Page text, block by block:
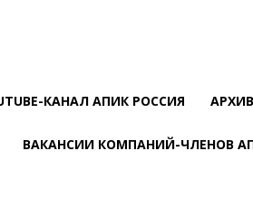
КАНАЛ АПИК РОССИЯ
ВАКАНСИИ КОМПАНИЙ-ЧЛЕНОВ